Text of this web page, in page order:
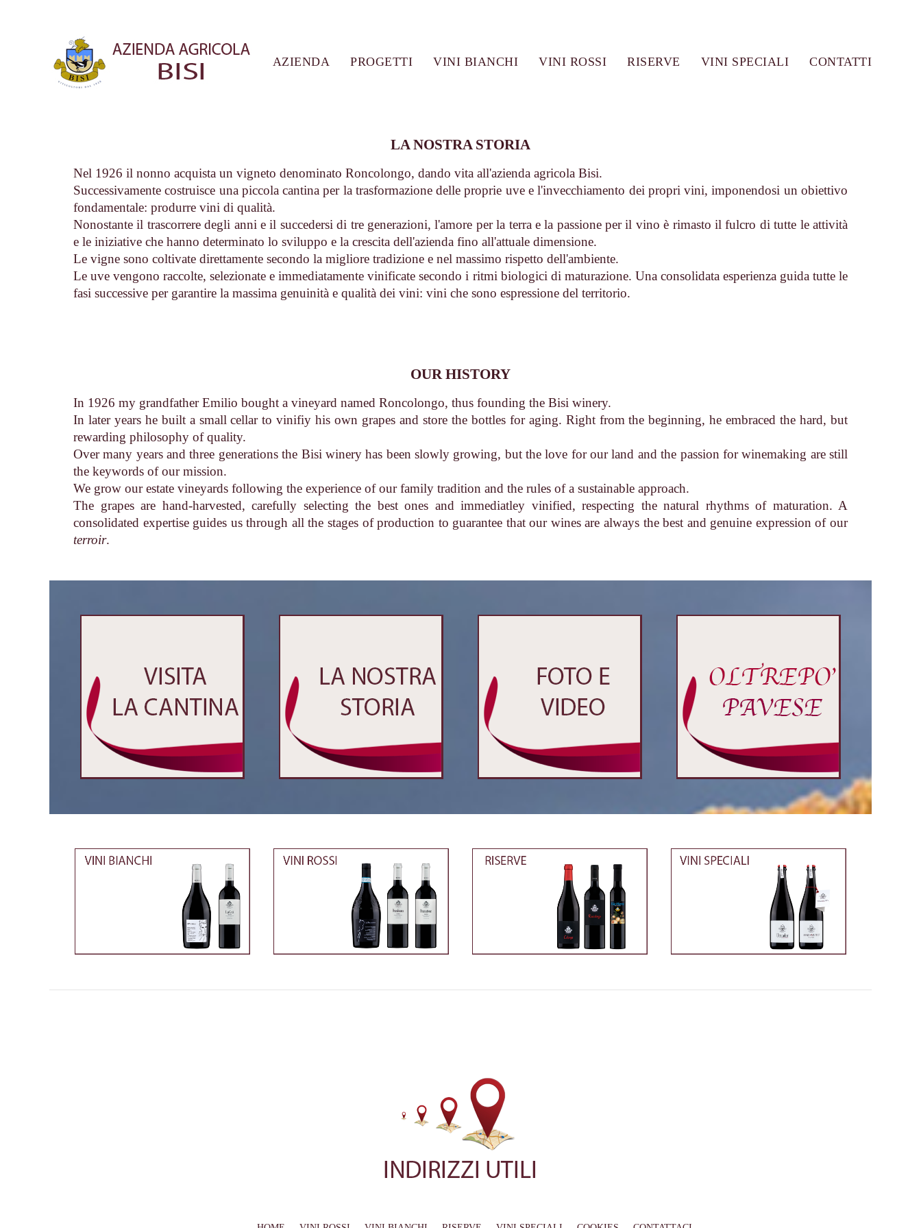
AZIENDA PROGETTI VINI BIANCHI VINI ROSSI RISERVE VINI SPECIALI CONTATTI
LA NOSTRA STORIA
Nel 1926 il nonno acquista un vigneto denominato Roncolongo, dando vita all'azienda agricola Bisi.
Successivamente costruisce una piccola cantina per la trasformazione delle proprie uve e l'invecchiamento dei propri vini, imponendosi un obiettivo
fondamentale: produrre vini di qualità.
Nonostante il trascorrere degli anni e il succedersi di tre generazioni, l'amore per la terra e la passione per il vino è rimasto il fulcro di tutte le attività
e le iniziative che hanno determinato lo sviluppo e la crescita dell'azienda fino all'attuale dimensione.
Le vigne sono coltivate direttamente secondo la migliore tradizione e nel massimo rispetto dell'ambiente.
Le uve vengono raccolte, selezionate e immediatamente vinificate secondo i ritmi biologici di maturazione. Una consolidata esperienza guida tutte le
fasi successive per garantire la massima genuinità e qualità dei vini: vini che sono espressione del territorio.
OUR HISTORY
In 1926 my grandfather Emilio bought a vineyard named Roncolongo, thus founding the Bisi winery.
In later years he built a small cellar to vinifiy his own grapes and store the bottles for aging. Right from the beginning, he embraced the hard, but
rewarding philosophy of quality.
Over many years and three generations the Bisi winery has been slowly growing, but the love for our land and the passion for winemaking are still
the keywords of our mission.
We grow our estate vineyards following the experience of our family tradition and the rules of a sustainable approach.
The grapes are hand-harvested, carefully selecting the best ones and immediatley vinified, respecting the natural rhythms of maturation. A
consolidated expertise guides us through all the stages of production to guarantee that our wines are always the best and genuine expression of our
terroir.